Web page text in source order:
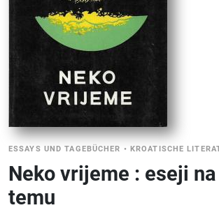
ESSAYS UND TAGEBÜCHER • KROATISCHE
Neko vrijeme : eseji
temu